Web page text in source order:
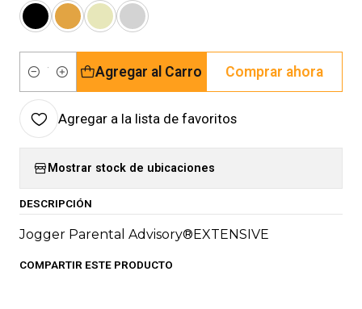
Cantidad
Agregar al Carro Comprar ahora
Agregar a la lista de favoritos
Mostrar stock de ubicaciones
DESCRIPCIÓN
Jogger Parental Advisory®EXTENSIVE
COMPARTIR ESTE PRODUCTO